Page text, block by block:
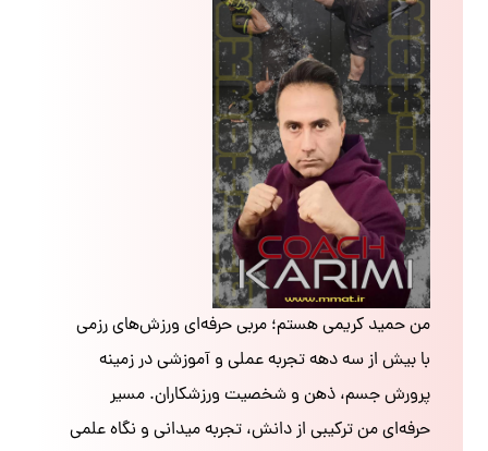
من حمید کریمی هستم؛ مربی حرفه‌ای ورزش‌های رزمی
با بیش از سه دهه تجربه عملی و آموزشی در زمینه
پرورش جسم، ذهن و شخصیت ورزشکاران. مسیر
حرفه‌ای من ترکیبی از دانش، تجربه میدانی و نگاه علمی